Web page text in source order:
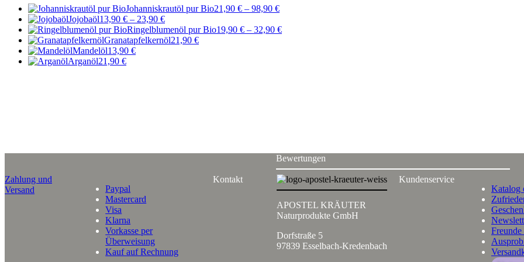
Johanniskrautöl pur Bio21,90 € – 98,90 €
Jojobaöl13,90 € – 23,90 €
Ringelblumenöl pur Bio19,90 € – 32,90 €
Granatapfelkernöl21,90 €
Mandelöl13,90 €
Arganöl21,90 €
Bewertungen
Zahlung und
Versand
Paypal
Mastercard
Visa
Klarna
Vorkasse per
Überweisung
Kauf auf Rechnung
Kontakt
APOSTEL KRÄUTER
Naturprodukte GmbH
Dorfstraße 5
97839 Esselbach-Kredenbach
Kundenservice
Katalog
Freunde